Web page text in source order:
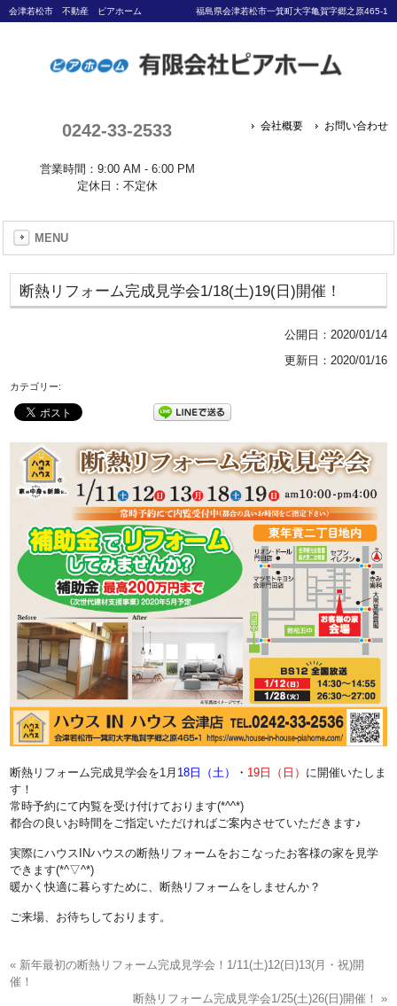
会津若松市 不動産 ピアホーム 福島県会津若松市一箕町大字亀賀字郷之原465-1
0242-33-2533
営業時間：9:00 AM - 6:00 PM
定休日：不定休
会社概要 お問い合わせ
MENU
断熱リフォーム完成見学会1/18(土)19(日)開催！
公開日： 2020/01/14
更新日：2020/01/16
カテゴリー:
断熱リフォーム完成見学会を1月 18日（土） ・ 19 日（日） に開催いたしま
す！
常時予約にて内覧を受け付けております(*^^*)
都合の良いお時間をご指定いただければご案内させていただきます♪
実際にハウスINハウスの断熱リフォームをおこなったお客様の家を見学
できます(*^▽^*)
暖かく快適に暮らすために、断熱リフォームをしませんか？
ご来場、お待ちしております。
« 新年最初の断熱リフォーム完成見学会！1/11(土)12(日)13(月・祝)開
催！
断熱リフォーム完成見学会1/25(土)26(日)開催！ »